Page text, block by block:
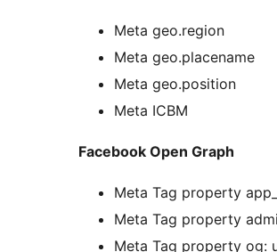
Meta geo.region
Meta geo.placename
Meta geo.position
Meta ICBM
Facebook Open Graph
Meta Tag property
Meta Tag property
Meta Tag property og: